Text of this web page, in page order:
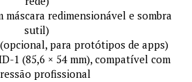
máscara redimensionável e sombra
sutil)
(opcional, para protótipos de apps)
1 (85,6 × 54 mm), compatível com
profissional